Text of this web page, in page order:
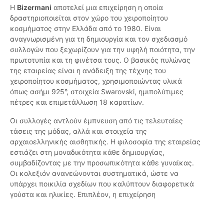
Η Bizermani αποτελεί μια επιχείρηση η οποία
δραστηριοποιείται στον χώρο του χειροποίητου
κοσμήματος στην Ελλάδα από το 1980. Είναι
αναγνωρισμένη για τη δημιουργία και τον σχεδιασμό
συλλογών που ξεχωρίζουν για την υψηλή ποιότητα, την
πρωτοτυπία και τη φινέτσα τους. Ο βασικός πυλώνας
της εταιρείας είναι η ανάδειξη της τέχνης του
χειροποίητου κοσμήματος, χρησιμοποιώντας υλικά
όπως ασήμι 925°, στοιχεία Swarovski, ημιπολύτιμες
πέτρες και επιμετάλλωση 18 καρατίων.
Οι συλλογές αντλούν έμπνευση από τις τελευταίες
τάσεις της μόδας, αλλά και στοιχεία της
αρχαιοελληνικής αισθητικής. Η φιλοσοφία της εταιρείας
εστιάζει στη μοναδικότητα κάθε δημιουργίας,
συμβαδίζοντας με την προσωπικότητα κάθε γυναίκας.
Οι κολεξιόν ανανεώνονται συστηματικά, ώστε να
υπάρχει ποικιλία σχεδίων που καλύπτουν διαφορετικά
γούστα και ηλικίες. Επιπλέον, η επιχείρηση